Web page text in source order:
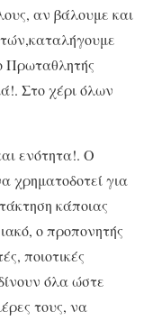
αν βάλουμε και
Πρωταθλητής
Στο χέρι όλων
ενότητα!. Ο
χρηματοδοτεί για
κάποιας
ο προπονητής
ποιοτικές
όλα ώστε
τους, να